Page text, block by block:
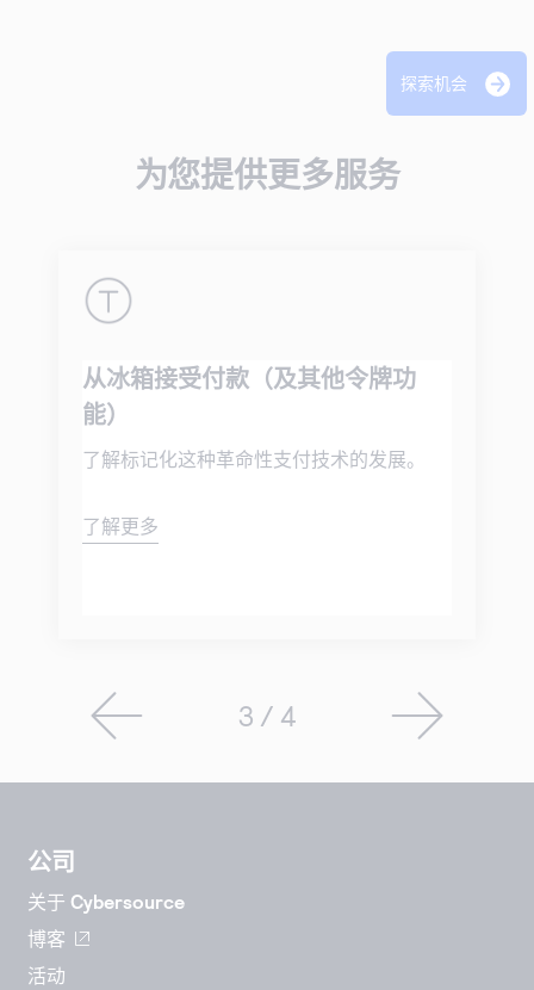
探索机会
为您提供更多服务
从冰箱接受付款（及其他令牌功
能）
了解标记化这种革命性支付技术的发展。
了解更多
3 / 4
公司
关于 Cybersource
博客
活动